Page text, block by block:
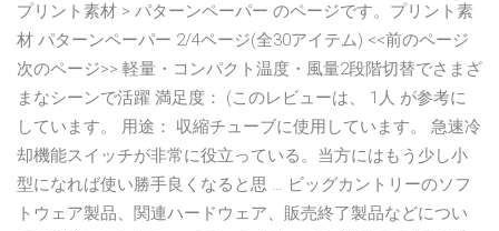
プリント素材 > パターンペーパー のページです。プリント素
材 パターンペーパー 2/4ページ(全30アイテム) <<前のページ
次のページ>> 軽量・コンパクト温度・風量2段階切替でさまざ
まなシーンで活躍 満足度： (このレビューは、 1人 が参考に
しています。 用途： 収縮チューブに使用しています。 急速冷
却機能スイッチが非常に役立っている。当方にはもう少し小
型になれば使い勝手良くなると思 … ビッグカントリーのソフ
トウェア製品、関連ハードウェア、販売終了製品などについ